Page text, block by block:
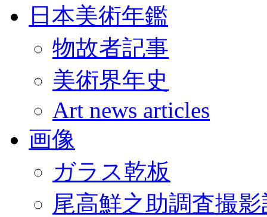
日本美術年鑑
物故者記事
美術界年史
Art news articles
画像
ガラス乾板
尾高鮮之助調査撮